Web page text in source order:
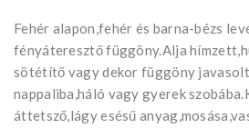
Fehér alapon,fehér és barna-bézs
fényáteresztő függöny.Alja
sötétítő vagy dekor függöny
nappaliba,háló vagy gyerek
áttetsző,lágy esésű